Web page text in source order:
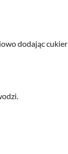
dodając cukier